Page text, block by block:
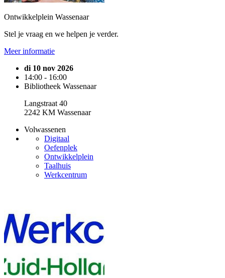
Ontwikkelplein Wassenaar
Stel je vraag en we helpen je verder.
Meer informatie
di 10 nov 2026
14:00 - 16:00
Bibliotheek Wassenaar
Langstraat 40
2242 KM Wassenaar
Volwassenen
Digitaal
Oefenplek
Ontwikkelplein
Taalhuis
Werkcentrum